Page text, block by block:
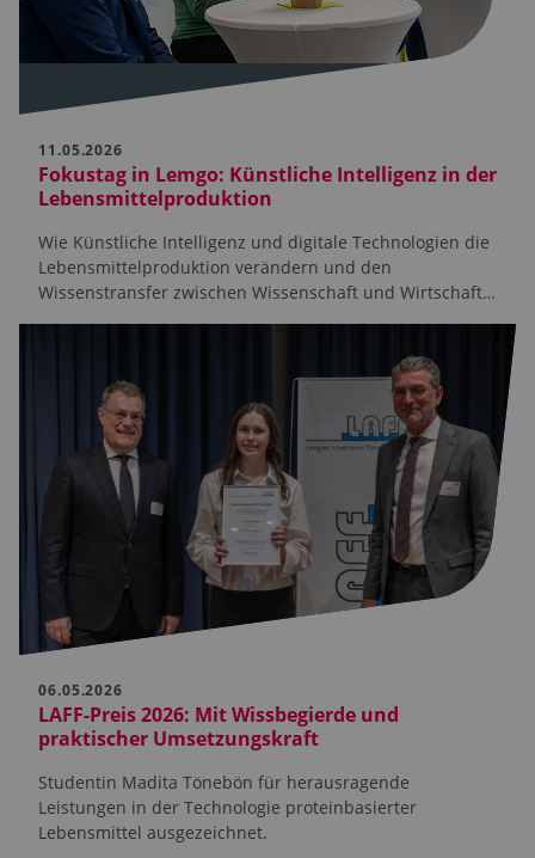
11.05.2026
Fokustag in Lemgo: Künstliche Intelligenz in der
Lebensmittelproduktion
Wie Künstliche Intelligenz und digitale Technologien die
Lebensmittelproduktion verändern und den
Wissenstransfer zwischen Wissenschaft und Wirtschaft…
06.05.2026
LAFF-Preis 2026: Mit Wissbegierde und
praktischer Umsetzungskraft
Studentin Madita Tönebön für herausragende
Leistungen in der Technologie proteinbasierter
Lebensmittel ausgezeichnet.